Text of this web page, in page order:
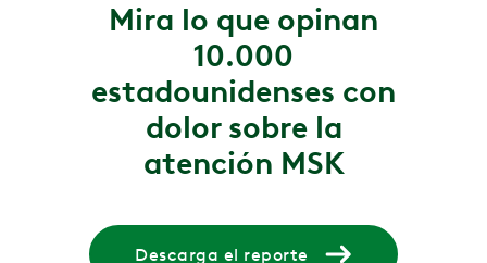
Mira lo que opinan
10.000
estadounidenses con
dolor sobre la
atención MSK
Descarga el reporte